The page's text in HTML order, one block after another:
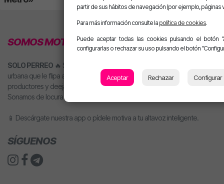
SOMOS MOTIVA
SOLO PERREO 🔥 Somos la nueva emisora de reggaetón y música
urbana que le flipa a todo el mundo. Una radio creada por artistas,
productores y deejays para hacerte llegar directamente nuestra música.
Sonamos de locura y nuestros locutores son la mar de majos.
📱 Descárgate nuestra app o pídele motiva a tu altavoz inteligente.
SÍGUENOS
partir de sus hábitos de navegación (por ejemplo, páginas
Para más información consulte la política de cookies.
Puede aceptar todas las cookies pulsando el botón
configurarlas o rechazar su uso pulsando el botón
Aceptar Rechazar Configurar